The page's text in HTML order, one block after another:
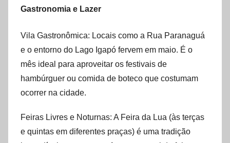
Gastronomia e Lazer
Vila Gastronômica: Locais como a Rua Paranaguá
e o entorno do Lago Igapó fervem em maio. É o
mês ideal para aproveitar os festivais de
hambúrguer ou comida de boteco que costumam
ocorrer na cidade.
Feiras Livres e Noturnas: A Feira da Lua (às terças
e quintas em diferentes praças) é uma tradição